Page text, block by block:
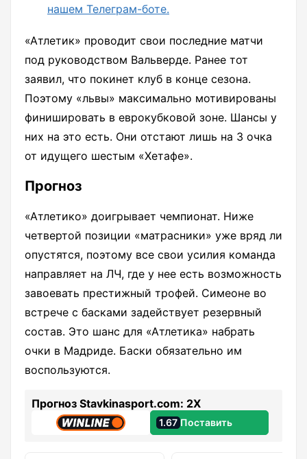
нашем Телеграм-боте.
«Атлетик» проводит свои последние матчи
под руководством Вальверде. Ранее тот
заявил, что покинет клуб в конце сезона.
Поэтому «львы» максимально мотивированы
финишировать в еврокубковой зоне. Шансы у
них на это есть. Они отстают лишь на 3 очка
от идущего шестым «Хетафе».
Прогноз
«Атлетико» доигрывает чемпионат. Ниже
четвертой позиции «матрасники» уже вряд ли
опустятся, поэтому все свои усилия команда
направляет на ЛЧ, где у нее есть возможность
завоевать престижный трофей. Симеоне во
встрече с басками задействует резервный
состав. Это шанс для «Атлетика» набрать
очки в Мадриде. Баски обязательно им
воспользуются.
Прогноз Stavkinasport.com: 2Х
1.67 Поставить